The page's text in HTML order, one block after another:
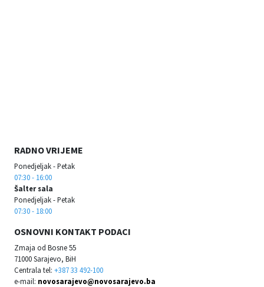
RADNO VRIJEME
Ponedjeljak - Petak
07:30 - 16:00
Šalter sala
Ponedjeljak - Petak
07:30 - 18:00
OSNOVNI KONTAKT PODACI
Zmaja od Bosne 55
71000 Sarajevo, BiH
Centrala tel: +387 33 492-100
e-mail: novosarajevo@novosarajevo.ba